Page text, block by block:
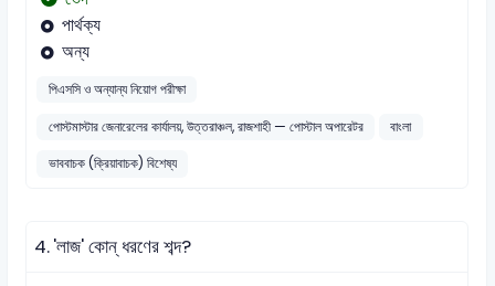
পার্থক্য
অন্য
পিএসসি ও অন্যান্য নিয়োগ পরীক্ষা
পোস্টমাস্টার জেনারেলের কার্যালয়, উত্তরাঞ্চল, রাজশাহী — পোস্টাল অপারেটর
বাংলা
ভাববাচক (ক্রিয়াবাচক) বিশেষ্য
4.'লাজ' কোন্ ধরণের শব্দ?